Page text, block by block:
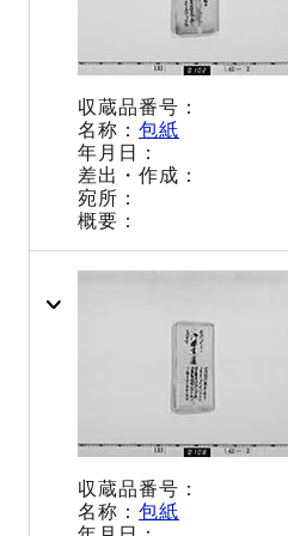
包紙
包紙